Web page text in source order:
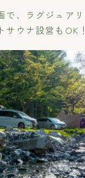
で、ラグジュアリ
サウナ設営もOK！